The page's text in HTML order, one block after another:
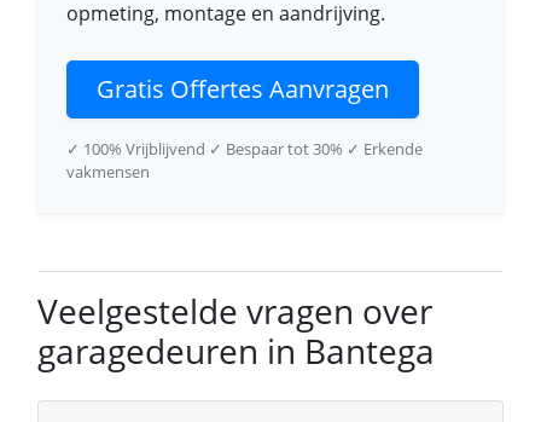
opmeting, montage en aandrijving.
Gratis Offertes Aanvragen
✓ 100% Vrijblijvend ✓ Bespaar tot 30% ✓ Erkende
vakmensen
Veelgestelde vragen over
garagedeuren in Bantega